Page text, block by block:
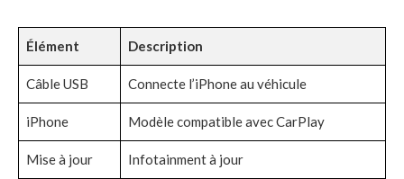
Élément Description
Câble USB Connecte l’iPhone au véhicule
iPhone Modèle compatible avec CarPlay
Mise à jour Infotainment à jour